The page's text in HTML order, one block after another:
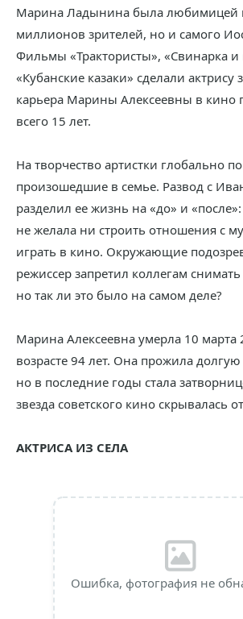
Марина Ладынина была любимицей
миллионов зрителей, но и самого
Фильмы «Трактористы», «Свинарка и
«Кубанские казаки» сделали актрису
карьера Марины Алексеевны в кино
всего 15 лет.
На творчество артистки глобально
произошедшие в семье. Развод с
разделил ее жизнь на «до» и
не желала ни строить отношения с
играть в кино. Окружающие
режиссер запретил коллегам
но так ли это было на самом деле?
Марина Алексеевна умерла 10 марта
возрасте 94 лет. Она прожила
но в последние годы стала
звезда советского кино скрывалась
АКТРИСА ИЗ СЕЛА
Ошибка, фотография не